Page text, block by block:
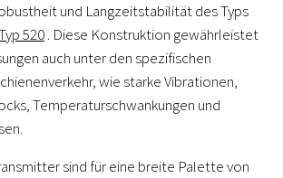
und Langzeitstabilität des Typs
520. Diese Konstruktion gewährleistet
auch unter den spezifischen
wie starke Vibrationen,
Temperaturschwankungen und
sind für eine breite Palette von